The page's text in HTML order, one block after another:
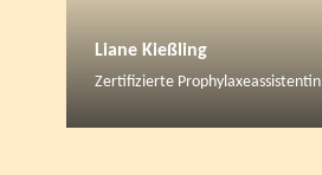
Liane Kießling
Zertifizierte Prophylaxeassistentin